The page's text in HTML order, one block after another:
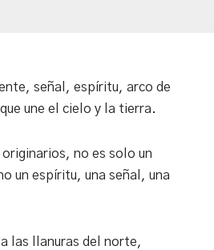
señal, espíritu, arco de
une el cielo y la tierra.
originarios, no es solo un
un espíritu, una señal, una
las llanuras del norte,